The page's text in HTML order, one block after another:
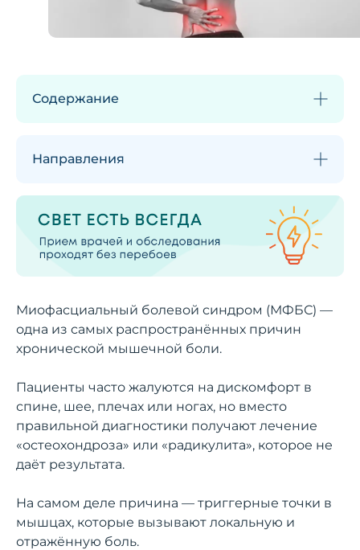
Миофасциальный болевой синдром (МФБС) —
одна из самых распространённых причин
хронической мышечной боли.
Пациенты часто жалуются на дискомфорт в
спине, шее, плечах или ногах, но вместо
правильной диагностики получают лечение
«остеохондроза» или «радикулита», которое не
даёт результата.
На самом деле причина — триггерные точки в
мышцах, которые вызывают локальную и
отражённую боль.
Содержание
Направления